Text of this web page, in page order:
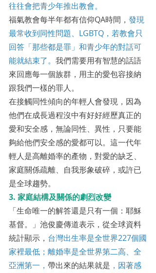
往往會把青少年推出教會。
福氣教會每半年都有信仰QA時間， 發現
最常收到同性問題、LGBTQ，若教會只
回答「那些都是罪」和青少年的對話可
能就結束了。 我們需要用有智慧的話語
來回應每一個族群，用主的愛包容接納
跟我們一樣的罪人。
在接觸同性傾向的年輕人會發現，因為
他們在成長過程沒中有好好經歷真正的
愛和安全感，無論同性、異性，只要能
夠給他們安全感的愛都可以。這一代年
輕人是高離婚率的產物，對愛的缺乏、
家庭關係疏離、自我形象破碎，或許已
是全球趨勢。
3. 家庭結構及關係的劇烈改變
「生命唯一的解答還是只有一個：耶穌
基督。」池俊慶傳道表示，從全球資料
統計顯示， 台灣出生率是全世界227個國
家裡最低；離婚率是全世界第二高、全
亞洲第一， 帶出來的結果就是 ，因著感